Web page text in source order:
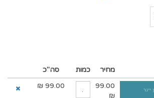
מחיר כמות סה"כ
99.00
₪
99.00
₪